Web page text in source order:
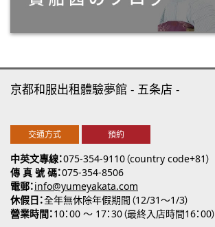
中英文專線 075-354-9110（country code+81）
傳 真 號 碼 075-354-8506
電郵 info@yumeyakata.com
休假日 全年無休除年假期間（12/31～1/3）
營業時間 10：00 ～ 17：30（最終入店時間16：00）
京都和服出租體驗夢館 五条店
交通方式 預約